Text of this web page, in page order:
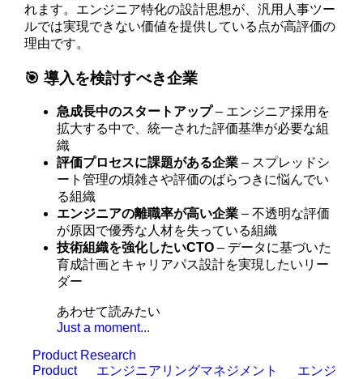
れます。エンジニア特化の設計思想が、汎用人事ツー
ルでは実現できない価値を提供している点が高評価の
理由です。
🎯 導入を検討すべき企業
急成長中のスタートアップ– エンジニア採用を
拡大する中で、統一された評価基準が必要な組
織
評価プロセスに課題がある企業 – スプレッドシ
ート管理の煩雑さや評価のばらつきに悩んでい
る組織
エンジニアの離職率が高い企業 – 不透明な評価
が原因で優秀な人材を失っている組織
技術組織を強化したいCTO – データに基づいた
育成計画とキャリアパス設計を実現したいリー
ダー
あわせて読みたい
Just a moment...
Product Research
Product
エンジニアリングマネジメント
エンジ